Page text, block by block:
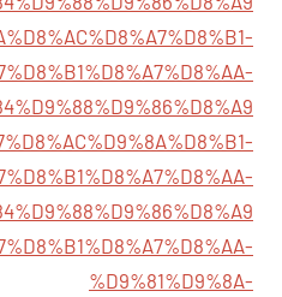
%D9%81%D9%8A-